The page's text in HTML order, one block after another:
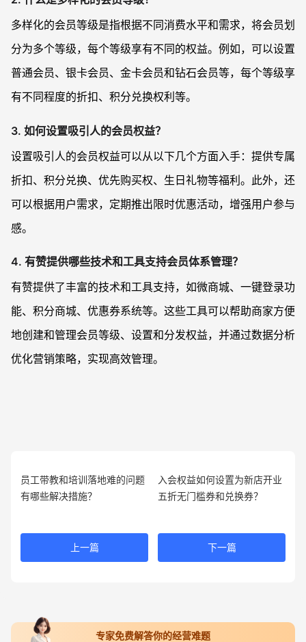
多样化的会员等级是指根据不同消费水平和需求，将会员划
分为多个等级，每个等级享有不同的权益。例如，可以设置
普通会员、银卡会员、金卡会员和钻石会员等，每个等级享
有不同程度的折扣、积分兑换权利等。
3. 如何设置吸引人的会员权益？
设置吸引人的会员权益可以从以下几个方面入手：提供专属
折扣、积分兑换、优先购买权、生日礼物等福利。此外，还
可以根据用户需求，定期推出限时优惠活动，增强用户参与
感。
4. 有赞提供哪些技术和工具支持会员体系管理？
有赞提供了丰富的技术和工具支持，如微商城、一键登录功
能、积分商城、优惠券系统等。这些工具可以帮助商家方便
地创建和管理会员等级、设置和分发权益，并通过数据分析
优化营销策略，实现高效管理。
员工带教和培训落地难的问题
有哪些解决措施？
上一篇
入会权益如何设置为新店开业
五折无门槛券和兑换券？
下一篇
专家免费解答你的经营难题